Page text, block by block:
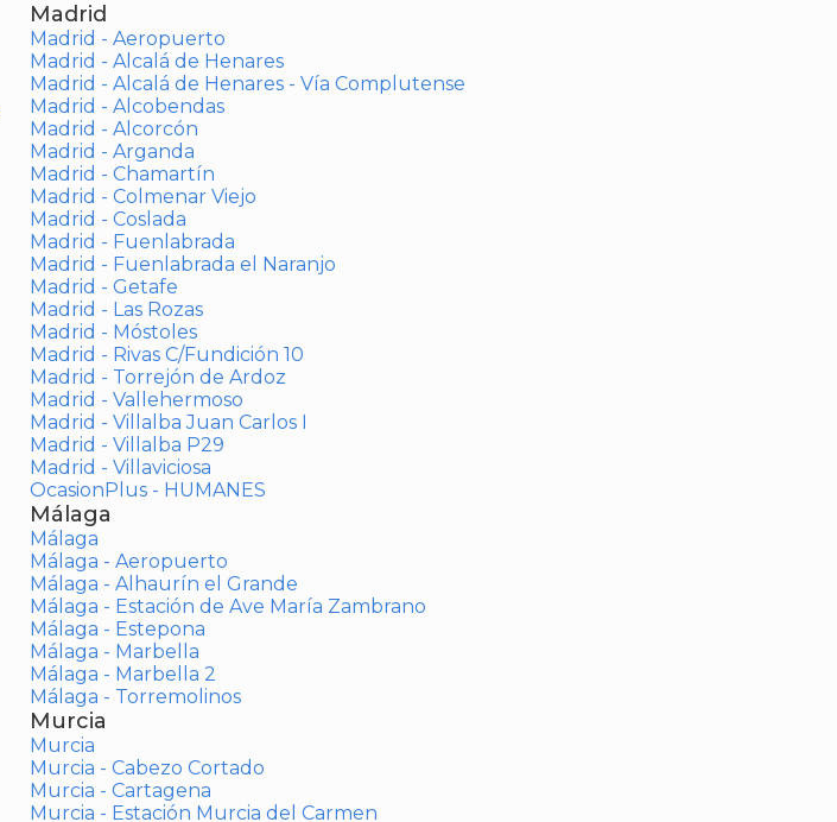
Madrid
Madrid - Aeropuerto
Madrid - Alcalá de Henares
Madrid - Alcalá de Henares - Vía Complutense
Madrid - Alcobendas
Madrid - Alcorcón
Madrid - Arganda
Madrid - Chamartín
Madrid - Colmenar Viejo
Madrid - Coslada
Madrid - Fuenlabrada
Madrid - Fuenlabrada el Naranjo
Madrid - Getafe
Madrid - Las Rozas
Madrid - Móstoles
Madrid - Rivas C/Fundición 10
Madrid - Torrejón de Ardoz
Madrid - Vallehermoso
Madrid - Villalba Juan Carlos I
Madrid - Villalba P29
Madrid - Villaviciosa
OcasionPlus - HUMANES
Málaga
Málaga
Málaga - Aeropuerto
Málaga - Alhaurín el Grande
Málaga - Estación de Ave María Zambrano
Málaga - Estepona
Málaga - Marbella
Málaga - Marbella 2
Málaga - Torremolinos
Murcia
Murcia
Murcia - Cabezo Cortado
Murcia - Cartagena
Murcia - Estación Murcia del Carmen